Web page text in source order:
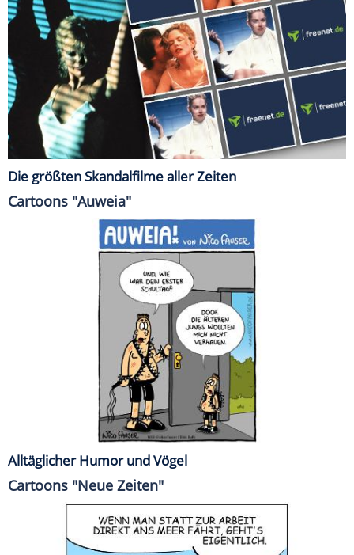
Die größten Skandalfilme aller Zeiten
Cartoons "Auweia"
Alltäglicher Humor und Vögel
Cartoons "Neue Zeiten"